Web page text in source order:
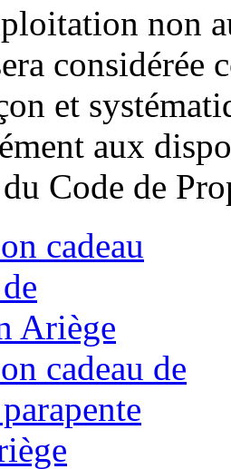
non
considérée
et
aux
Code de